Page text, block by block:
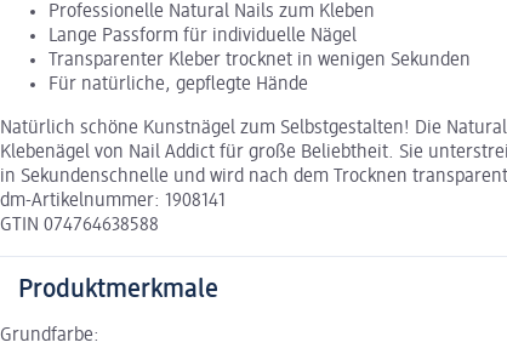
Professionelle Natural Nails zum Kleben
Lange Passform für individuelle Nägel
Transparenter Kleber trocknet in wenigen Sekunden
Für natürliche, gepflegte Hände
Natürlich schöne Kunstnägel zum Selbstgestalten! Die
Klebenägel von Nail Addict für große Beliebtheit. Sie
in Sekundenschnelle und wird nach dem Trocknen
dm-Artikelnummer: 1908141
GTIN 074764638588
Produktmerkmale
Grundfarbe: